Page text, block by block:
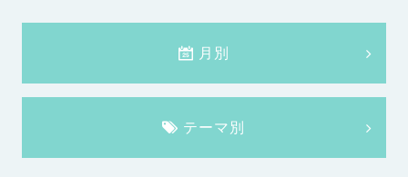
月別
テーマ別